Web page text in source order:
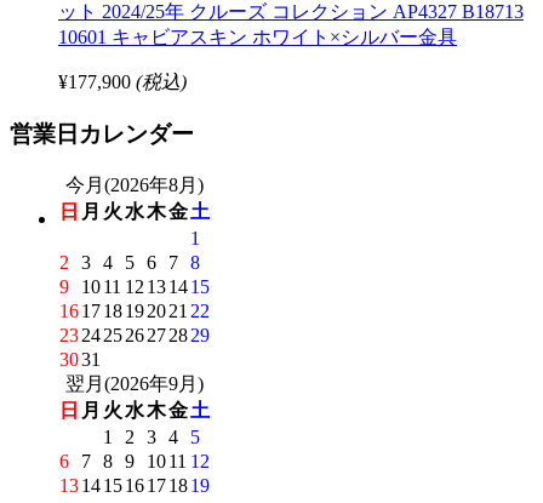
ット 2024/25年 クルーズ コレクション AP4327 B18713
10601 キャビアスキン ホワイト×シルバー金具
¥177,900 (税込)
営業日カレンダー
今月(2026年8月)
日 月 火 水木金土
1
2
3 4 5 6 7 8
9
1011 12 131415
161718192021 22
23242526272829
3031
翌月(2026年9月)
日 月 火 水木金土
1
2 3 4
5
6
7 8 9 1011 12
13141516171819